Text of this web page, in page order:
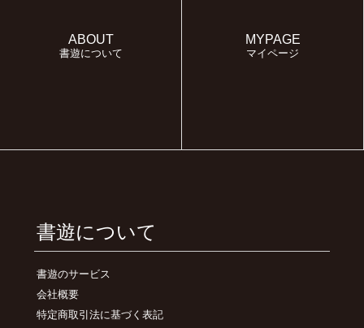
ABOUT
書遊について
MYPAGE
マイページ
書遊について
書遊のサービス
会社概要
特定商取引法に基づく表記